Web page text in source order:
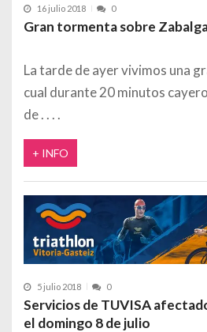
16 julio 2018 0
Gran tormenta sobre
La tarde de ayer vivimos una
cual durante 20 minutos
de
+ INFO
5 julio 2018 0
Servicios de TUVISA
el domingo 8 de julio